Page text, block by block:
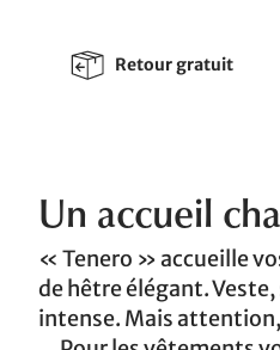
Retour gratuit
Un accueil
« Tenero » accueille
de hêtre élégant.
intense. Mais attention,